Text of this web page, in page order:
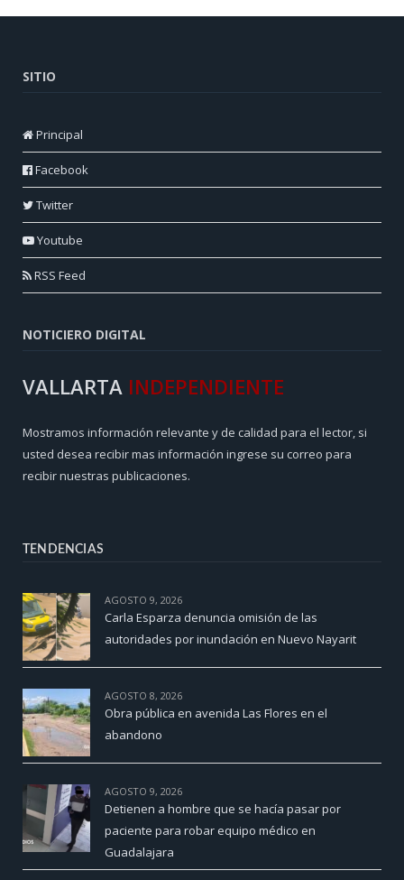
SITIO
Principal
Facebook
Twitter
Youtube
RSS Feed
NOTICIERO DIGITAL
VALLARTA INDEPENDIENTE
Mostramos información relevante y de calidad para el lector, si
usted desea recibir mas información ingrese su correo para
recibir nuestras publicaciones.
TENDENCIAS
AGOSTO 9, 2026
Carla Esparza denuncia omisión de las
autoridades por inundación en Nuevo Nayarit
AGOSTO 8, 2026
Obra pública en avenida Las Flores en el
abandono
AGOSTO 9, 2026
Detienen a hombre que se hacía pasar por
paciente para robar equipo médico en
Guadalajara